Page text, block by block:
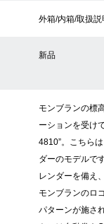
ンテナンスをご
外箱/内箱/取扱
新品
モンブランの標
ーションを受け
4810”。こちら
ダーのモデルで
レンダーを備え
モンブランのロ
パターンが施さ